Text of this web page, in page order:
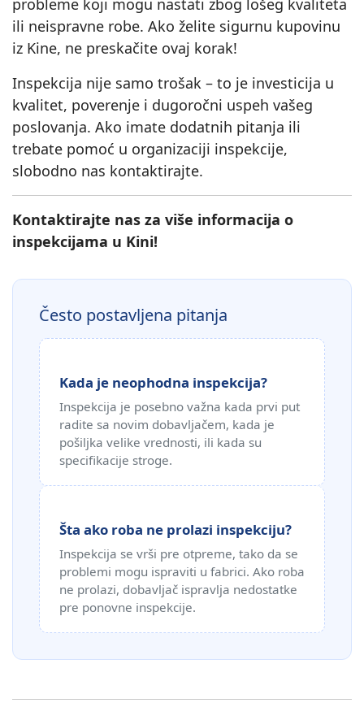
probleme koji mogu nastati zbog lošeg kvaliteta
ili neispravne robe. Ako želite sigurnu kupovinu
iz Kine, ne preskačite ovaj korak!
Inspekcija nije samo trošak – to je investicija u
kvalitet, poverenje i dugoročni uspeh vašeg
poslovanja. Ako imate dodatnih pitanja ili
trebate pomoć u organizaciji inspekcije,
slobodno nas kontaktirajte.
Kontaktirajte nas za više informacija o
inspekcijama u Kini!
Često postavljena pitanja
Kada je neophodna inspekcija?
Inspekcija je posebno važna kada prvi put
radite sa novim dobavljačem, kada je
pošiljka velike vrednosti, ili kada su
specifikacije stroge.
Šta ako roba ne prolazi inspekciju?
Inspekcija se vrši pre otpreme, tako da se
problemi mogu ispraviti u fabrici. Ako roba
ne prolazi, dobavljač ispravlja nedostatke
pre ponovne inspekcije.